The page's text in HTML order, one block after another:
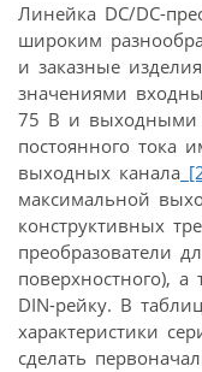
Линейка DC/DC-
широким
и заказные
значениями
75 В и выходными
постоянного тока
выходных канала
максимальной
конструктивных
преобразователи
поверхностного),
DIN-рейку. В
характеристики
сделать